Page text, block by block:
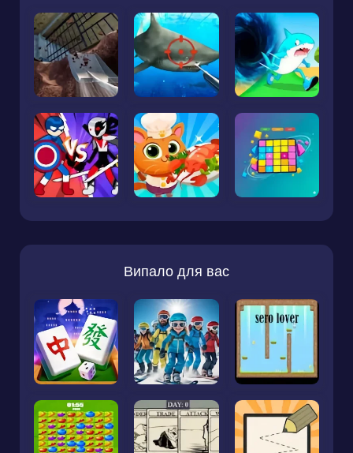
Випало для вас